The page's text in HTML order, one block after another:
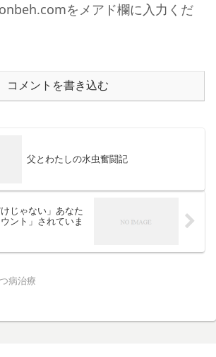
をメアド欄に入力くだ
コメントを書き込む
父とわたしの水虫奮闘記
じゃない」あなた
ント」されていま
病治療